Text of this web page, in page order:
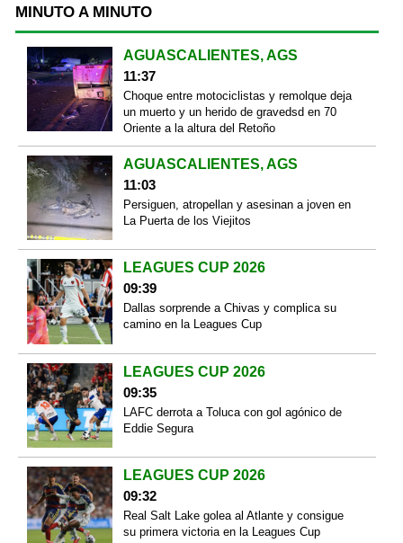
MINUTO A MINUTO
AGUASCALIENTES, AGS
11:37
Choque entre motociclistas y remolque deja
un muerto y un herido de gravedsd en 70
Oriente a la altura del Retoño
AGUASCALIENTES, AGS
11:03
Persiguen, atropellan y asesinan a joven en
La Puerta de los Viejitos
LEAGUES CUP 2026
09:39
Dallas sorprende a Chivas y complica su
camino en la Leagues Cup
LEAGUES CUP 2026
09:35
LAFC derrota a Toluca con gol agónico de
Eddie Segura
LEAGUES CUP 2026
09:32
Real Salt Lake golea al Atlante y consigue
su primera victoria en la Leagues Cup